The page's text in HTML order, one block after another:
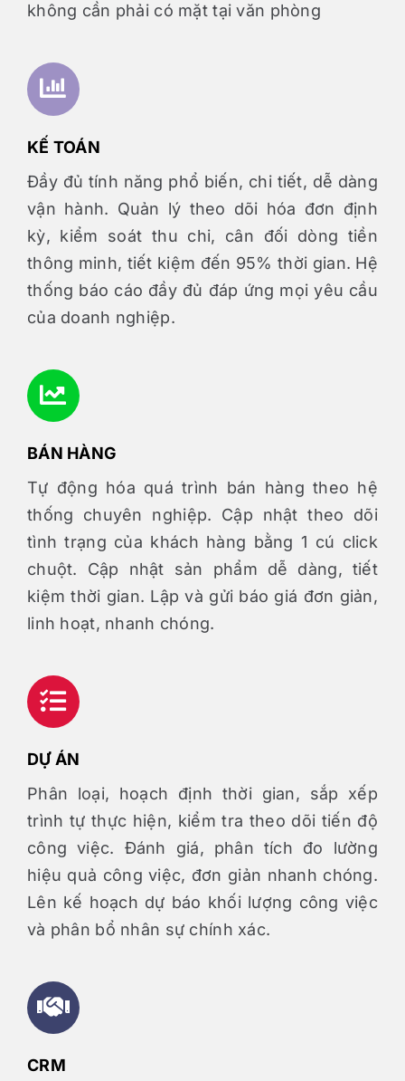
không cần phải có mặt tại văn phòng
KẾ TOÁN
Đầy đủ tính năng phổ biến, chi tiết, dễ dàng
vận hành. Quản lý theo dõi hóa đơn định
kỳ, kiểm soát thu chi, cân đối dòng tiền
thông minh, tiết kiệm đến 95% thời gian. Hệ
thống báo cáo đầy đủ đáp ứng mọi yêu cầu
của doanh nghiệp.
BÁN HÀNG
Tự động hóa quá trình bán hàng theo hệ
thống chuyên nghiệp. Cập nhật theo dõi
tình trạng của khách hàng bằng 1 cú click
chuột. Cập nhật sản phẩm dễ dàng, tiết
kiệm thời gian. Lập và gửi báo giá đơn giản,
linh hoạt, nhanh chóng.
DỰ ÁN
Phân loại, hoạch định thời gian, sắp xếp
trình tự thực hiện, kiểm tra theo dõi tiến độ
công việc. Đánh giá, phân tích đo lường
hiệu quả công việc, đơn giản nhanh chóng.
Lên kế hoạch dự báo khối lượng công việc
và phân bổ nhân sự chính xác.
CRM